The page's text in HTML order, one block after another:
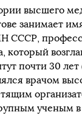
высшего
занимает
СССР,
который
почти 30 лет
врачом
ученым в